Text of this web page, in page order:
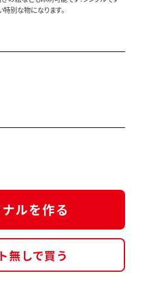
特別な物になります。
ルを作る
無しで買う